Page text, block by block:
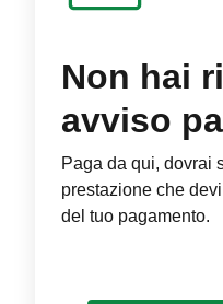
Non hai
avviso
Paga da qui, dovrai
prestazione che
del tuo pagamento.